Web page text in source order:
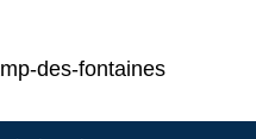
des-fontaines